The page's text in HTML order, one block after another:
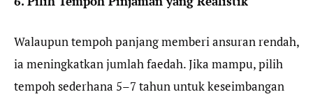
Walaupun tempoh panjang memberi ansuran rendah,
ia meningkatkan jumlah faedah. Jika mampu, pilih
tempoh sederhana 5–7 tahun untuk keseimbangan